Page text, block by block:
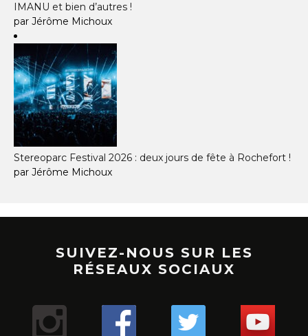
IMANU et bien d’autres !
par Jérôme Michoux
Stereoparc Festival 2026 : deux jours de fête à Rochefort !
par Jérôme Michoux
SUIVEZ-NOUS SUR LES
RÉSEAUX SOCIAUX